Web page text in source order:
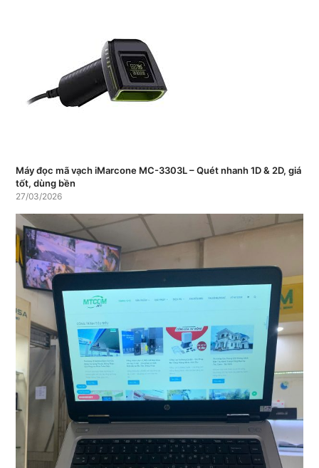
Máy đọc mã vạch iMarcone MC-3303L – Quét nhanh 1D & 2D, giá
tốt, dùng bền
27/03/2026